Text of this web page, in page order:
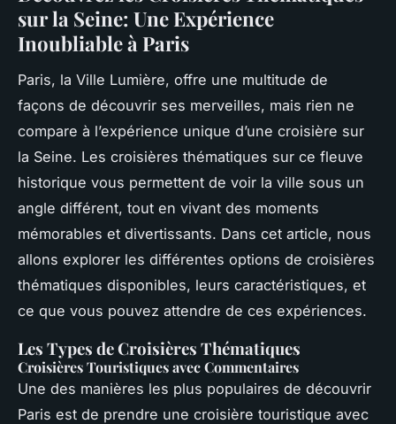
sur la Seine: Une Expérience
Inoubliable à Paris
Paris, la Ville Lumière, offre une multitude de
façons de découvrir ses merveilles, mais rien ne
compare à l’expérience unique d’une croisière sur
la Seine. Les croisières thématiques sur ce fleuve
historique vous permettent de voir la ville sous un
angle différent, tout en vivant des moments
mémorables et divertissants. Dans cet article, nous
allons explorer les différentes options de croisières
thématiques disponibles, leurs caractéristiques, et
ce que vous pouvez attendre de ces expériences.
Les Types de Croisières Thématiques
Croisières Touristiques avec Commentaires
Une des manières les plus populaires de découvrir
Paris est de prendre une croisière touristique avec